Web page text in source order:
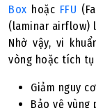
Box hoặc FFU
(laminar airflow)
Nhờ vậy, vi
vòng hoặc tích tụ
Giảm nguy
Bảo vệ vùng